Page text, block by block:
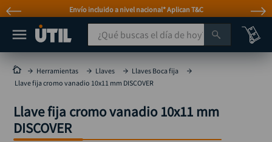
Envío incluido a nivel nacional* Aplican T&C
¿Qué buscas el día de hoy?
Herramientas Llaves
Llaves Boca fija
Llave fija cromo vanadio 10x11 mm DISCOVER
Llave fija cromo vanadio 10x11 mm
DISCOVER
MÁS BUSCADOS
taladro
taladros pulidoras
compresor